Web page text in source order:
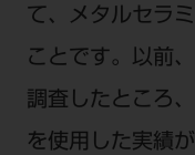
て、メタルセラ
ことです。以前
調査したところ
を使用した実績